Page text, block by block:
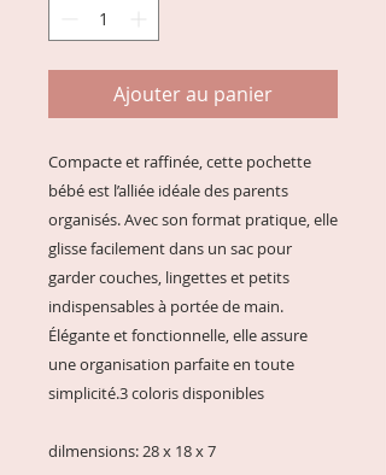
Ajouter au panier
Compacte et raffinée, cette pochette
bébé est l’alliée idéale des parents
organisés. Avec son format pratique, elle
glisse facilement dans un sac pour
garder couches, lingettes et petits
indispensables à portée de main.
Élégante et fonctionnelle, elle assure
une organisation parfaite en toute
simplicité.3 coloris disponibles
dilmensions: 28 x 18 x 7